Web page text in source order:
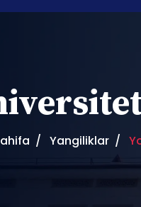
Yangiliklar